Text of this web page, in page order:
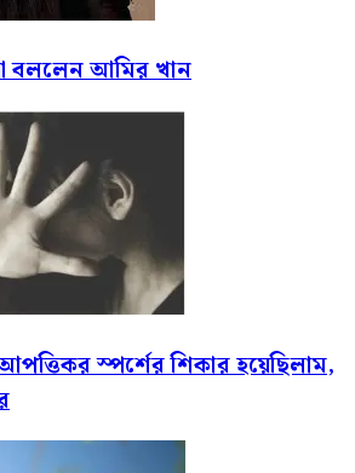
বললেন আমির খান
স্পর্শের শিকার হয়েছিলাম,